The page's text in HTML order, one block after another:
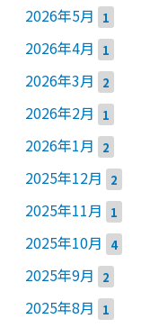
2026年5月 1
2026年4月 1
2026年3月 2
2026年2月 1
2026年1月 2
2025年12月 2
2025年11月 1
2025年10月 4
2025年9月 2
2025年8月 1